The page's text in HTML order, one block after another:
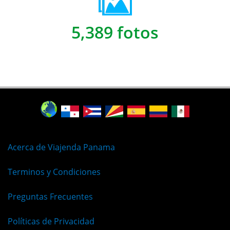
5,389 fotos
Acerca de Viajenda Panama
Terminos y Condiciones
Preguntas Frecuentes
Políticas de Privacidad